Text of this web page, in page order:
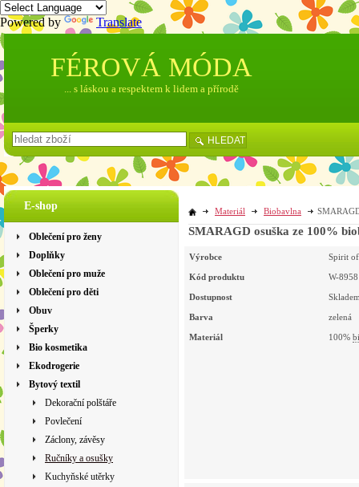
Powered by Translate
E-shop
Oblečení pro ženy
Doplňky
Oblečení pro muže
Oblečení pro děti
Obuv
Šperky
Bio kosmetika
Ekodrogerie
Bytový textil
Dekorační polštáře
Povlečení
Záclony, závěsy
Ručníky a osušky
Kuchyňské utěrky
Materiál Biobavlna
Výrobce Spirit
Kód produktu W-8958
Dostupnost
Barva zelená
Materiál 100%
FÉROVÁ MÓDA
... s láskou a respektem k lidem a přírodě
HLEDAT